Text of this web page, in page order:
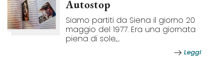
Autostop
Siamo partiti da Siena il giorno 20
maggio del 1977. Era una giornata
piena di sole,...
Leggi